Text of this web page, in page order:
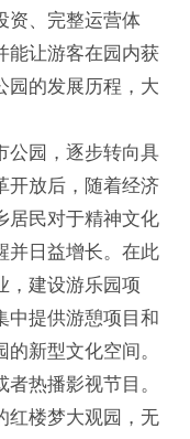
资、完整运营体
能让游客在园内获
园的发展历程，大
公园，逐步转向具
开放后，随着经济
居民对于精神文化
并日益增长。在此
，建设游乐园项
中提供游憩项目和
新型文化空间。
热播影视节目。
红楼梦大观园，无